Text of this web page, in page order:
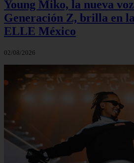
Young Miko, la nueva
Generación Z, brilla en
ELLE México
02/08/2026